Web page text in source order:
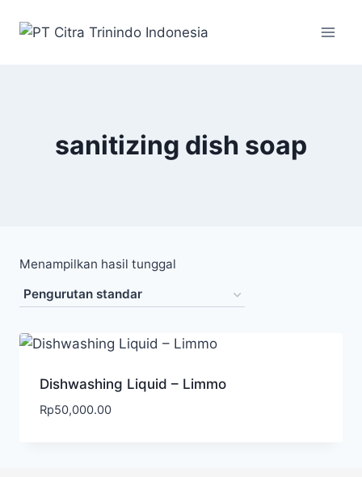
sanitizing dish soap
Menampilkan hasil tunggal
Dishwashing Liquid – Limmo
Rp50,000.00